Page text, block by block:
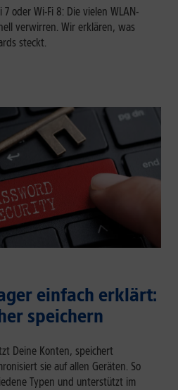
7 oder Wi-Fi 8: Die vielen WLAN-
verwirren. Wir erklären, was
steckt.
einfach erklärt:
speichern
Deine Konten, speichert
sie auf allen Geräten. So
Typen und unterstützt im